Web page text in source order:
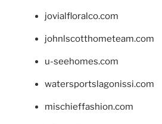
jovialfloralco.com
johnlscotthometeam.com
u-seehomes.com
watersportslagonissi.com
mischieffashion.com